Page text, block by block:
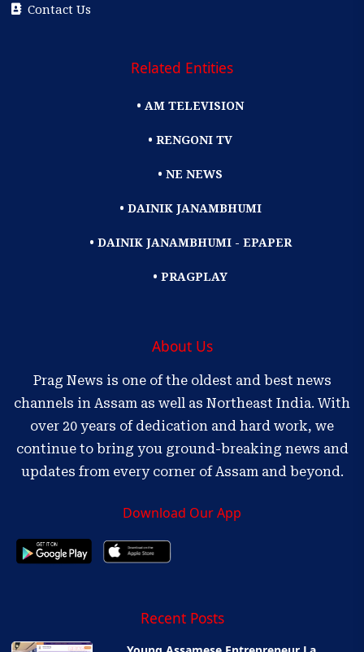
Contact Us
Related Entities
• AM TELEVISION
• RENGONI TV
• NE NEWS
• DAINIK JANAMBHUMI
• DAINIK JANAMBHUMI - EPAPER
• PRAGPLAY
About Us
Prag News is one of the oldest and best news
channels in Assam as well as Northeast India. With
over 20 years of dedication and hard work, we
continue to bring you ground-breaking news and
updates from every corner of Assam and beyond.
Download Our App
Recent Posts